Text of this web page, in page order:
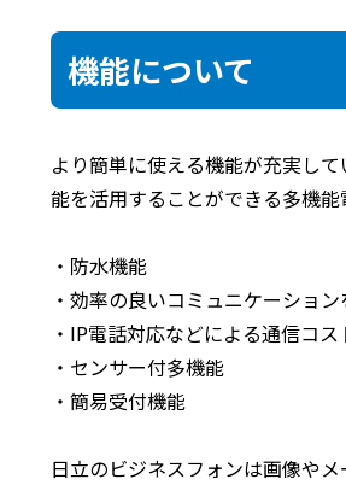
機能について
より簡単に使える機能が充実し
能を活用することができる多機能
・防水機能
・効率の良いコミュニケーショ
・IP電話対応などによる通信コス
・センサー付多機能
・簡易受付機能
日立のビジネスフォンは画像や